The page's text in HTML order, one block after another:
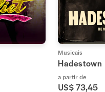
Musicais
Hadestown
a partir de
US$ 73,45